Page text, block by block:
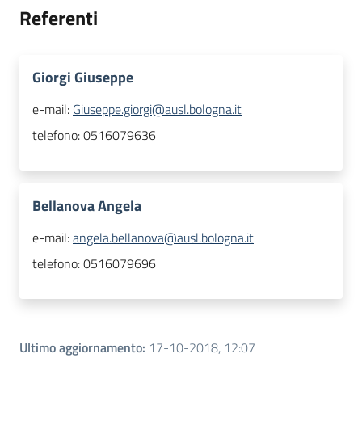
Referenti
Giorgi Giuseppe
e-mail: Giuseppe.giorgi@ausl.bologna.it
telefono:0516079636
Bellanova Angela
e-mail:angela.bellanova@ausl.bologna.it
telefono:0516079696
Ultimo aggiornamento: 17-10-2018, 12:07